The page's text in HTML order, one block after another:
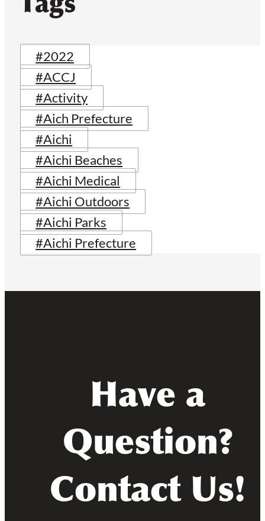
#2022
#ACCJ
#Activity
#Aich Prefecture
#Aichi
#Aichi Beaches
#Aichi Medical
#Aichi Outdoors
#Aichi Parks
#Aichi Prefecture
Have a
Question?
Contact Us!